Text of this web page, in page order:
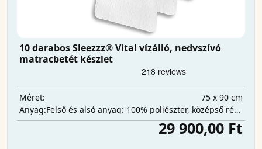
10 darabos Sleezzz® Vital vízálló, nedvszívó
matracbetét készlet
Méret:
75 x 90 cm
Anyag:
Felső és alsó anyag: 100% poliészter, középső réteg: 100% poliuretán, nedvszívó réteg: 100% poliészter.
29 900,00 Ft